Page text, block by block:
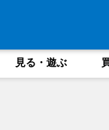
見る・遊ぶ